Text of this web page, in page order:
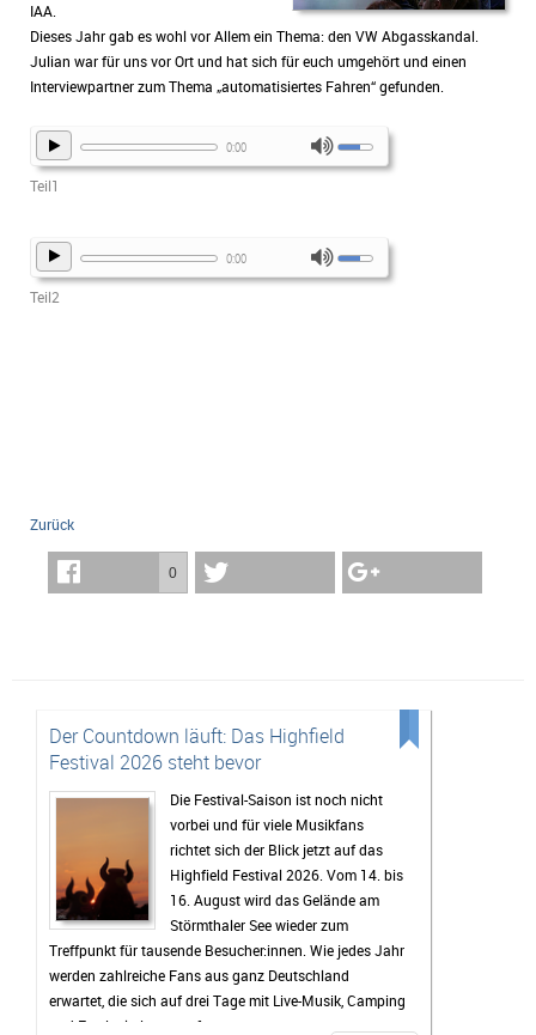
IAA.
Dieses Jahr gab es wohl vor Allem ein Thema: den VW Abgasskandal.
Julian war für uns vor Ort und hat sich für euch umgehört und einen
Interviewpartner zum Thema „automatisiertes Fahren“ gefunden.
0:00
Teil1
0:00
Teil2
Zurück
0
Der Countdown läuft: Das Highfield
Festival 2026 steht bevor
Die Festival-Saison ist noch nicht
vorbei und für viele Musikfans
richtet sich der Blick jetzt auf das
Highfield Festival 2026. Vom 14. bis
16. August wird das Gelände am
Störmthaler See wieder zum
Treffpunkt für tausende Besucher:innen. Wie jedes Jahr
werden zahlreiche Fans aus ganz Deutschland
erwartet, die sich auf drei Tage mit Live-Musik, Camping
und Festivalstimmung freuen.